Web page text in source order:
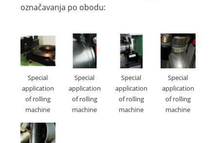
označavanja po obodu:
Special
application
of rolling
machine
Special
application
of rolling
machine
Special
application
of rolling
machine
Special
application
of rolling
machine